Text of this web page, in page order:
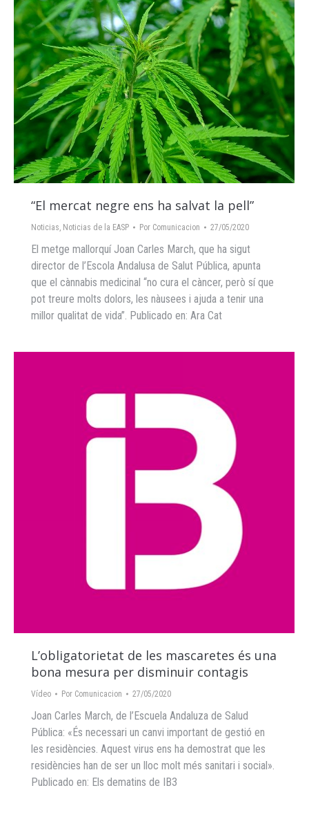
“El mercat negre ens ha salvat la pell”
Noticias, Noticias de la EASP Por Comunicacion 27/05/2020
El metge mallorquí Joan Carles March, que ha sigut
director de l’Escola Andalusa de Salut Pública, apunta
que el cànnabis medicinal “no cura el càncer, però sí que
pot treure molts dolors, les nàusees i ajuda a tenir una
millor qualitat de vida”. Publicado en: Ara Cat
L’obligatorietat de les mascaretes és una
bona mesura per disminuir contagis
Vídeo Por Comunicacion 27/05/2020
Joan Carles March, de l’Escuela Andaluza de Salud
Pública: «És necessari un canvi important de gestió en
les residències. Aquest virus ens ha demostrat que les
residències han de ser un lloc molt més sanitari i social».
Publicado en: Els dematins de IB3